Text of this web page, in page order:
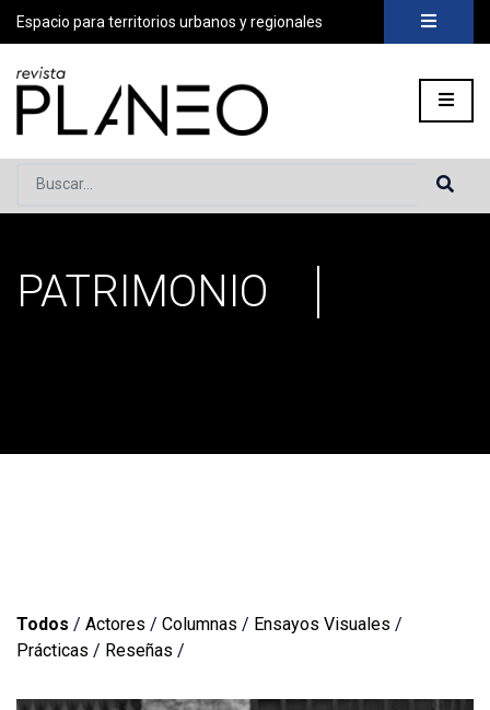
Espacio para territorios urbanos y regionales
Buscar...
Portada» patrimonio
PATRIMONIO
Todos / Actores / Columnas / Ensayos Visuales /
Prácticas / Reseñas /